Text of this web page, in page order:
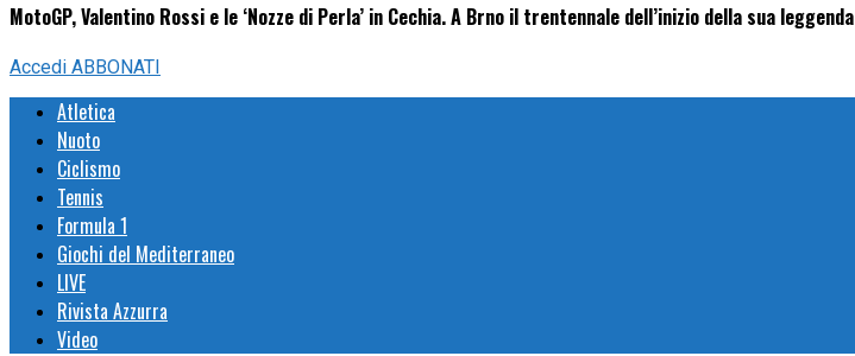
MotoGP, Valentino Rossi e le ‘Nozze di Perla’ in Cechia. A Brno il trentennale dell’inizio della sua leggenda
Accedi ABBONATI
Atletica
Nuoto
Ciclismo
Tennis
Formula 1
Giochi del Mediterraneo
LIVE
Rivista Azzurra
Video